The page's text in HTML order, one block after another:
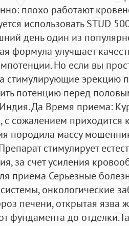
плохо работают
использовать STUD
день один из
формула улучшает
Но если вы
стимулирующие эрекцию
потенцию перед
Да Время приема:
сожалением приходится
породила массу
стимулирует
за счет усиления
приема Серьезные
онкологические
печени, открытая язва
фундамента до